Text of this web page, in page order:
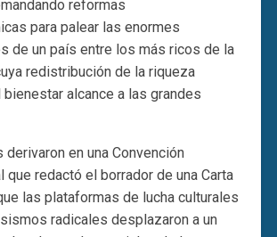
reformas
para palear las enormes
de un país entre los más ricos de la
redistribución de la riqueza
alcance a las grandes
en una Convención
que redactó el borrador de una Carta
las plataformas de lucha culturales
radicales desplazaron a un